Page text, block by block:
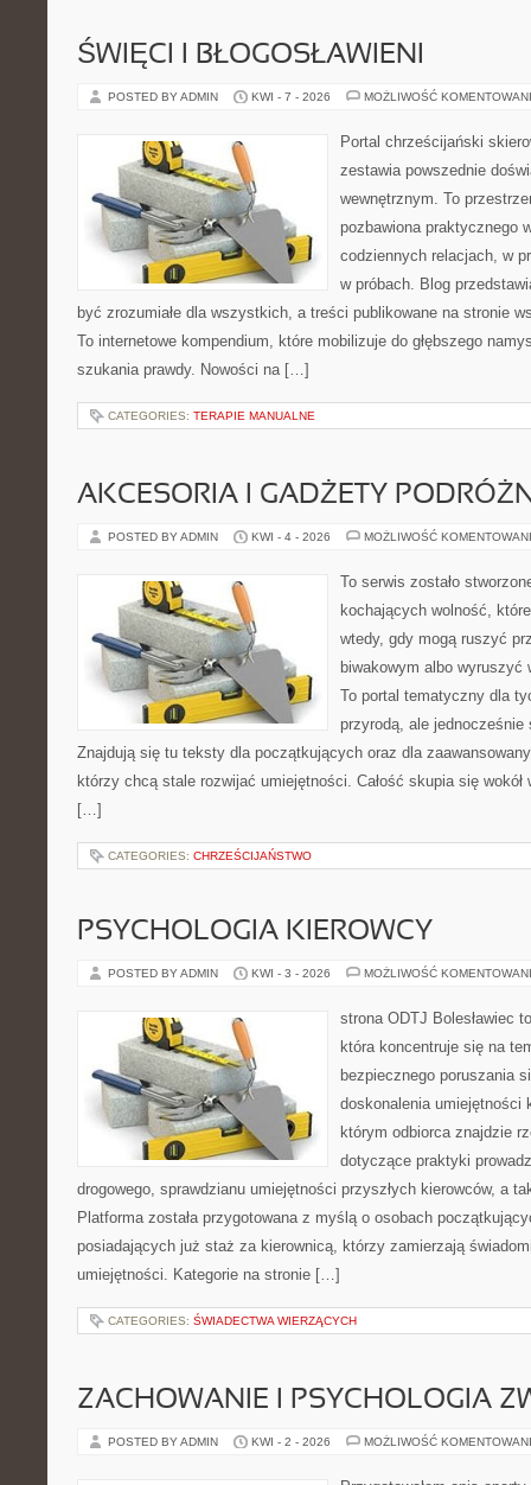
ŚWIĘCI I BŁOGOSŁAWIENI
POSTED BY ADMIN KWI - 7 - 2026 MOŻLIWOŚĆ
Portal chrześcijański
zestawia powszednie
wewnętrznym. To
pozbawiona praktycznego
codziennych relacjach, w
w próbach. Blog
być zrozumiałe dla wszystkich, a treści publikowane na stronie
To internetowe kompendium, które mobilizuje do głębszego
szukania prawdy. Nowości na […]
CATEGORIES: TERAPIE MANUALNE
AKCESORIA I GADŻETY
POSTED BY ADMIN KWI - 4 - 2026 MOŻLIWOŚĆ
To serwis zostało
kochających wolność,
wtedy, gdy mogą ruszyć
biwakowym albo wyruszyć
To portal tematyczny dla
przyrodą, ale
Znajdują się tu teksty dla początkujących oraz dla
którzy chcą stale rozwijać umiejętności. Całość skupia się
[…]
CATEGORIES: CHRZEŚCIJAŃSTWO
PSYCHOLOGIA KIEROWCY
POSTED BY ADMIN KWI - 3 - 2026 MOŻLIWOŚĆ
strona ODTJ Bolesławiec
która koncentruje się na
bezpiecznego poruszania
doskonalenia umiejętności
którym odbiorca znajdzie
dotyczące praktyki
drogowego, sprawdzianu umiejętności przyszłych kierowców, a
Platforma została przygotowana z myślą o osobach
posiadających już staż za kierownicą, którzy zamierzają
umiejętności. Kategorie na stronie […]
CATEGORIES: ŚWIADECTWA WIERZĄCYCH
ZACHOWANIE I PSYCHOLOGIA
POSTED BY ADMIN KWI - 2 - 2026 MOŻLIWOŚĆ